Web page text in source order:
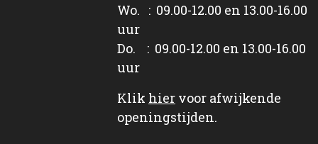
Wo. : 09.00-12.00 en 13.00-16.00
uur
Do. : 09.00-12.00 en 13.00-16.00
uur
Klik hier voor afwijkende
openingstijden.